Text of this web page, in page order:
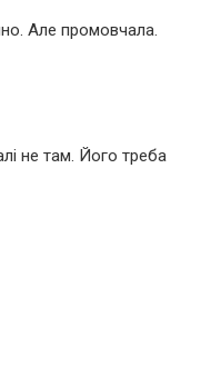
Але промовчала.
не там. Його треба